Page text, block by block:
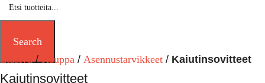
Search
Etusivu
Kauppa Asennustarvikkeet Kaiutinsovitteet
Kaiutinsovitteet